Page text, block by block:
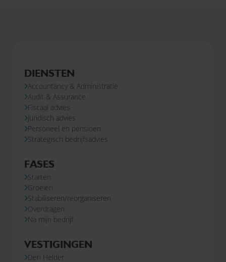
DIENSTEN
Accountancy & Administratie
Audit & Assurance
Fiscaal advies
Juridisch advies
Personeel en pensioen
Strategisch bedrijfsadvies
FASES
Starten
Groeien
Stabiliseren/reorganiseren
Overdragen
Na mijn bedrijf
VESTIGINGEN
Den Helder